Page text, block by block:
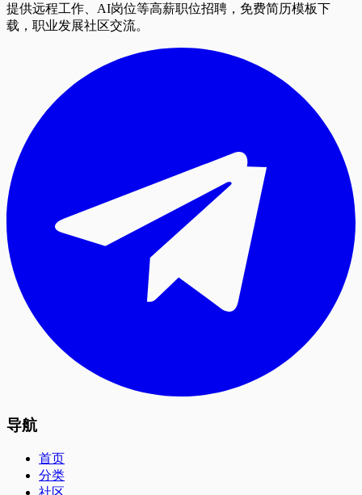
提供远程工作、AI岗位等高薪职位招聘，免费简历模板下
载，职业发展社区交流。
导航
首页
分类